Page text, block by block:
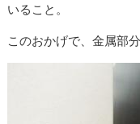
いること。
このおかげで、金属部